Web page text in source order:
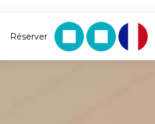
Réserver